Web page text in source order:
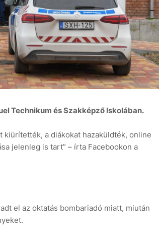
Technikum és Szakképző Iskolában.
a diákokat hazaküldték, online
jelenleg is tart” – írta Facebookon a
el az oktatás bombariadó miatt, miután